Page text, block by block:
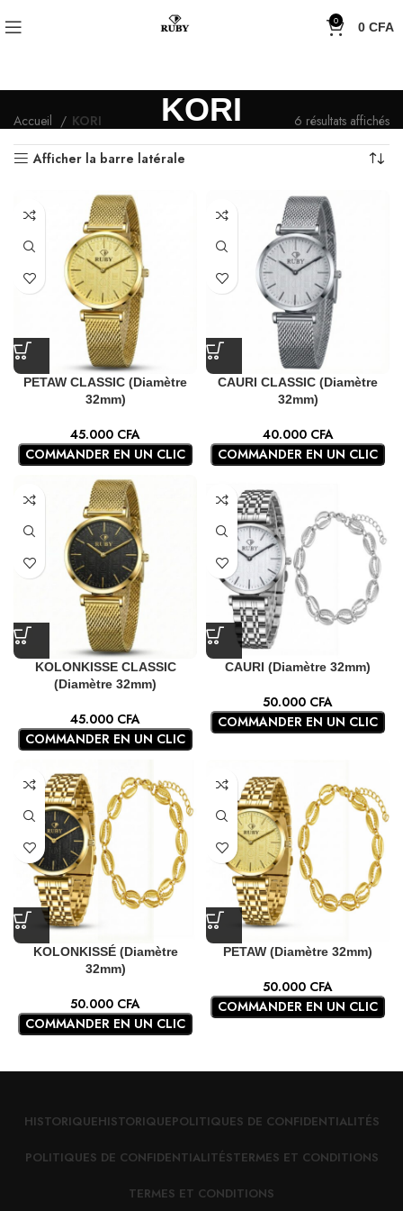
0 0 CFA
KORI
Accueil KORI 6 résultats affichés
Afficher la barre latérale
PETAW CLASSIC (Diamètre
32mm)
45.000 CFA
COMMANDER EN UN CLIC
CAURI CLASSIC (Diamètre
32mm)
40.000 CFA
COMMANDER EN UN CLIC
KOLONKISSE CLASSIC
(Diamètre 32mm)
45.000 CFA
COMMANDER EN UN CLIC
CAURI (Diamètre 32mm)
50.000 CFA
COMMANDER EN UN CLIC
KOLONKISSÉ (Diamètre
32mm)
50.000 CFA
COMMANDER EN UN CLIC
PETAW (Diamètre 32mm)
50.000 CFA
COMMANDER EN UN CLIC
HISTORIQUEHISTORIQUEPOLITIQUES DE CONFIDENTIALITÉS
POLITIQUES DE CONFIDENTIALITÉSTERMES ET CONDITIONS
TERMES ET CONDITIONS